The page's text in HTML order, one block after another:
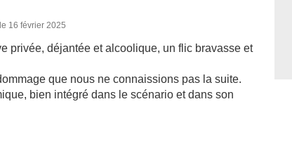
16 février 2025
privée, déjantée et alcoolique, un flic bravasse et
que nous ne connaissions pas la suite.
bien intégré dans le scénario et dans son